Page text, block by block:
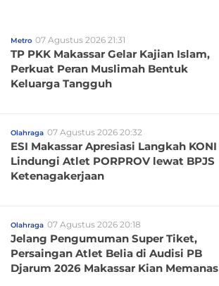
Metro 07 Agustus 2026 21:31
TP PKK Makassar Gelar Kajian Islam,
Perkuat Peran Muslimah Bentuk
Keluarga Tangguh
Olahraga 07 Agustus 2026 20:32
ESI Makassar Apresiasi Langkah KONI
Lindungi Atlet PORPROV lewat BPJS
Ketenagakerjaan
Olahraga 07 Agustus 2026 20:18
Jelang Pengumuman Super Tiket,
Persaingan Atlet Belia di Audisi PB
Djarum 2026 Makassar Kian Memanas